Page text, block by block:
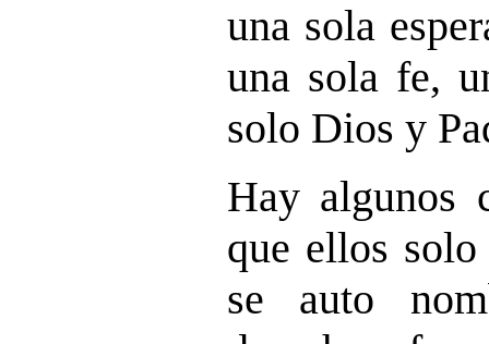
una sola
una sola fe,
solo Dios y
Hay algunos
que ellos
se auto